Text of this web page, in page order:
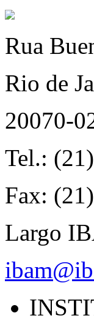
Rua
Rio de
20070-
Tel.:
Fax:
Largo